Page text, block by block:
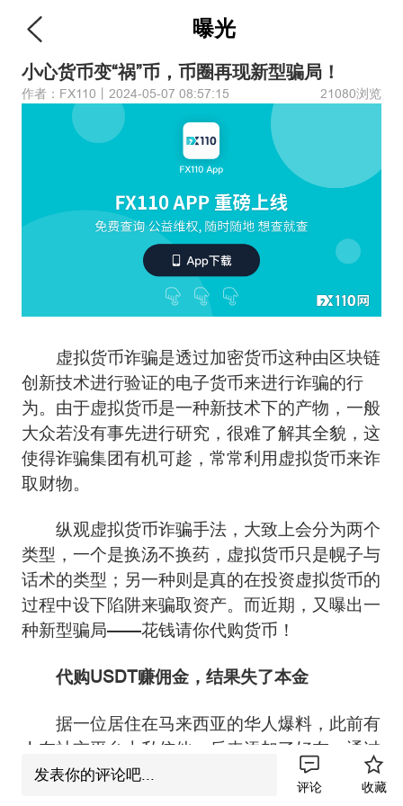
曝光
小心货币变“祸”币，币圈再现新型骗局！
作者：FX110丨2024-05-07 08:57:15 21080浏览
虚拟货币诈骗是透过加密货币这种由区块链
创新技术进行验证的电子货币来进行诈骗的行
为。由于虚拟货币是一种新技术下的产物，一般
大众若没有事先进行研究，很难了解其全貌，这
使得诈骗集团有机可趁，常常利用虚拟货币来诈
取财物。
纵观虚拟货币诈骗手法，大致上会分为两个
类型，一个是换汤不换药，虚拟货币只是幌子与
话术的类型；另一种则是真的在投资虚拟货币的
过程中设下陷阱来骗取资产。而近期，又曝出一
种新型骗局——花钱请你代购货币！
代购USDT赚佣金，结果失了本金
据一位居住在马来西亚的华人爆料，此前有
人在社交平台上私信他，后来添加了好友。通过
聊天，对方声称是做欧易OKX平台的代购币
的，即找人合作在OKX交易所代购USDT，成功
发表你的评论吧...
评论 收藏